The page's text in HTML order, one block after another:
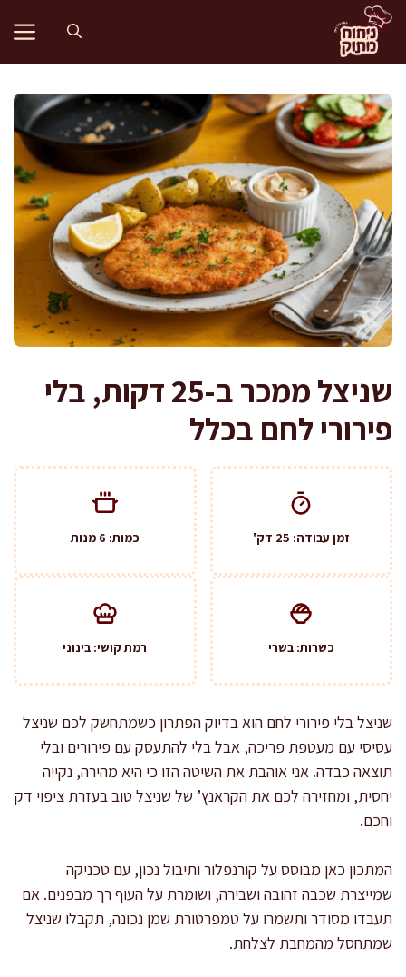
לדלג
לתוכן
שניצל ממכר ב-25 דקות, בלי
פירורי לחם בכלל
זמן עבודה: 25 דק' כמות: 6 מנות
כשרות: בשרי רמת קושי: בינוני
שניצל בלי פירורי לחם הוא בדיוק הפתרון כשמתחשק לכם שניצל
עסיסי עם מעטפת פריכה, אבל בלי להתעסק עם פירורים ובלי
תוצאה כבדה. אני אוהבת את השיטה הזו כי היא מהירה, נקייה
יחסית, ומחזירה לכם את הקראנץ’ של שניצל טוב בעזרת ציפוי דק
וחכם.
המתכון כאן מבוסס על קורנפלור ותיבול נכון, עם טכניקה
שמייצרת שכבה זהובה ושבירה, ושומרת על העוף רך מבפנים. אם
תעבדו מסודר ותשמרו על טמפרטורת שמן נכונה, תקבלו שניצל
שמתחסל מהמחבת לצלחת.